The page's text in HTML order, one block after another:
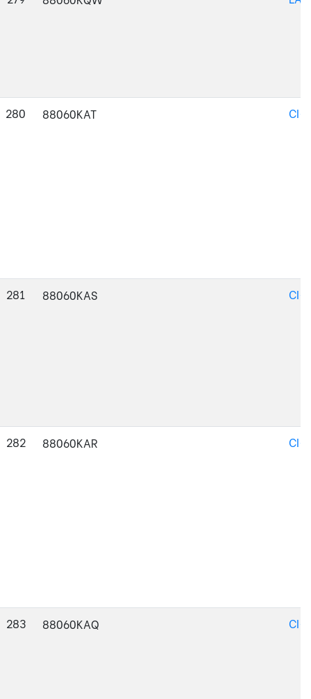
280 88060KAT CI-
281 88060KAS CI-
282 88060KAR CI-
283 88060KAQ CI-